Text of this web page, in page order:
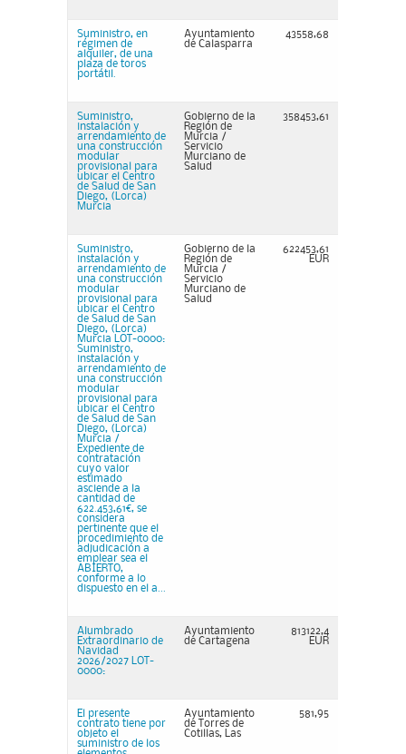
Suministro, en
régimen de
alquiler, de una
plaza de toros
portátil.
Ayuntamiento
de Calasparra
43558,68
Suministro,
instalación y
arrendamiento de
una construcción
modular
provisional para
ubicar el Centro
de Salud de San
Diego, (Lorca)
Murcia
Gobierno de la
Región de
Murcia /
Servicio
Murciano de
Salud
358453,61
Suministro,
instalación y
arrendamiento de
una construcción
modular
provisional para
ubicar el Centro
de Salud de San
Diego, (Lorca)
Murcia LOT-0000:
Suministro,
instalación y
arrendamiento de
una construcción
modular
provisional para
ubicar el Centro
de Salud de San
Diego, (Lorca)
Murcia /
Expediente de
contratación
cuyo valor
estimado
asciende a la
cantidad de
622.453,61€, se
considera
pertinente que el
procedimiento de
adjudicación a
emplear sea el
ABIERTO,
conforme a lo
dispuesto en el a...
Gobierno de la
Región de
Murcia /
Servicio
Murciano de
Salud
622453,61
EUR
Alumbrado
Extraordinario de
Navidad
2026/2027 LOT-
0000:
Ayuntamiento
de Cartagena
813122,4
EUR
El presente
contrato tiene por
objeto el
suministro de los
Ayuntamiento
de Torres de
Cotillas, Las
581,95